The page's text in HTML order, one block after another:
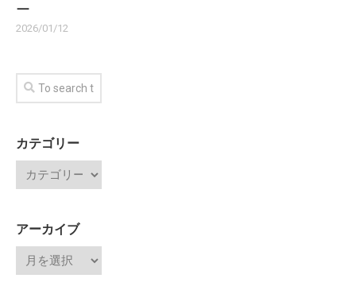
ー
2026/01/12
カテゴリー
アーカイブ